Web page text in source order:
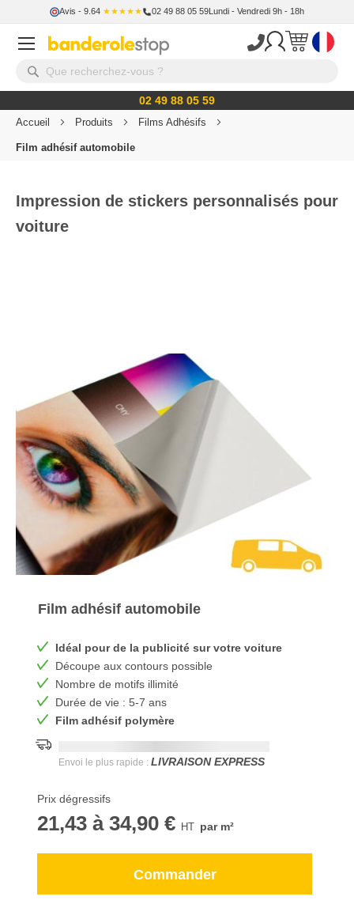
Avis - 9.64 ★★★★★ 02 49 88 05 59Lundi - Vendredi 9h - 18h
02 49 88 05 59
Accueil Produits Films Adhésifs
Film adhésif automobile
Impression de stickers personnalisés pour
voiture
Film adhésif automobile
Idéal pour de la publicité sur votre voiture
Découpe aux contours possible
Nombre de motifs illimité
Durée de vie : 5-7 ans
Film adhésif polymère
Envoi le plus rapide : LIVRAISON EXPRESS
Prix dégressifs
21,43 à 34,90 € par m²
Commander